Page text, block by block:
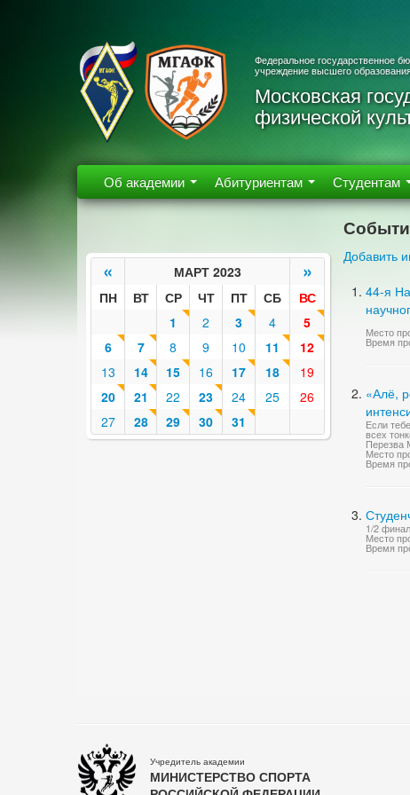
Федеральное государственное
учреждение высшего
Московская
физической
Об академии Абитуриентам Студентам
« МАРТ 2023 »
ПН ВТ СР ЧТ ПТ СБ
ВС
1
2 3 4
5
6
7 8 9 10 11
12
13
14 15 16 17 18
19
20
21 22 23 24 25
26
27
28 29 30 31
Добавить
44-я
Место
Время
«Алё,
Если
всех
Перезва
Место
Время
1/2
Место
Время
Учредитель академии
МИНИСТЕРСТВО СПОРТА